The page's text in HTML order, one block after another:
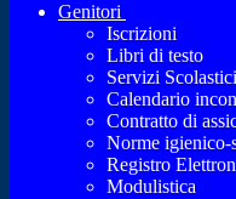
Genitori
Iscrizioni
Libri di testo
Servizi Scolastici
Calendario
Contratto di
Norme igienico-
Registro
Modulistica